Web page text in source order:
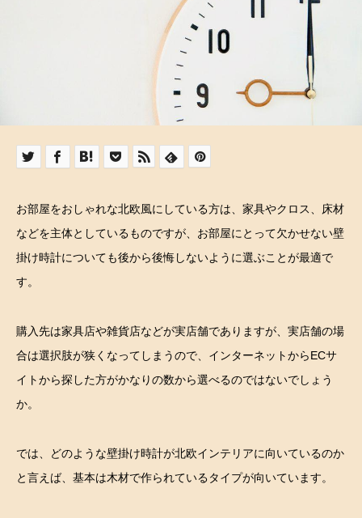
お部屋をおしゃれな北欧風にしている方は、家具やクロス、床材
などを主体としているものですが、お部屋にとって欠かせない壁
掛け時計についても後から後悔しないように選ぶことが最適で
す。
購入先は家具店や雑貨店などが実店舗でありますが、実店舗の場
合は選択肢が狭くなってしまうので、インターネットからECサ
イトから探した方がかなりの数から選べるのではないでしょう
か。
では、どのような壁掛け時計が北欧インテリアに向いているのか
と言えば、基本は木材で作られているタイプが向いています。